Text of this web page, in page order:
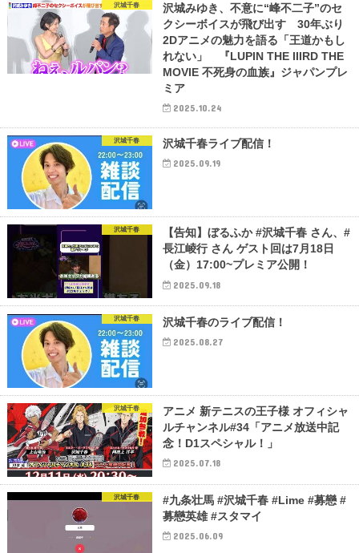
沢城千春
沢城みゆき、不意に“峰不二子”のセ
クシーボイスが飛び出す 30年ぶり
2Dアニメの魅力を語る「王道かもし
れない」 『LUPIN THE IIIRD THE
MOVIE 不死身の血族』ジャパンプレ
ミア
2025.10.24
沢城千春 沢城千春ライブ配信！
2025.09.19
沢城千春
【告知】ぼるふか #沢城千春 さん、#
長江崚行 さん ゲスト回は7月18日
（金）17:00~プレミア公開！
2025.09.18
沢城千春 沢城千春のライブ配信！
2025.08.27
沢城千春
アニメ 新テニスの王子様 オフィシャ
ルチャンネル#34「アニメ放送中記
念！D1スペシャル！」
2025.07.18
沢城千春
#九条壮馬 #沢城千春 #Lime #募戀 #
募戀英雄 #スタマイ
2025.06.09